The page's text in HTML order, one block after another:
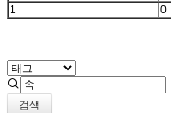
1
0
검색